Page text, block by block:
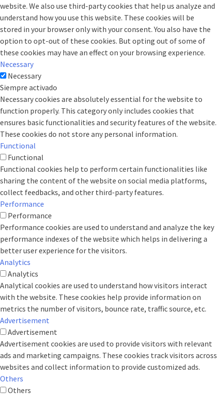
website. We also use third-party cookies that help us analyze and
understand how you use this website. These cookies will be
stored in your browser only with your consent. You also have the
option to opt-out of these cookies. But opting out of some of
these cookies may have an effect on your browsing experience.
Necessary
Necessary
Siempre activado
Necessary cookies are absolutely essential for the website to
function properly. This category only includes cookies that
ensures basic functionalities and security features of the website.
These cookies do not store any personal information.
Functional
Functional
Functional cookies help to perform certain functionalities like
sharing the content of the website on social media platforms,
collect feedbacks, and other third-party features.
Performance
Performance
Performance cookies are used to understand and analyze the key
performance indexes of the website which helps in delivering a
better user experience for the visitors.
Analytics
Analytics
Analytical cookies are used to understand how visitors interact
with the website. These cookies help provide information on
metrics the number of visitors, bounce rate, traffic source, etc.
Advertisement
Advertisement
Advertisement cookies are used to provide visitors with relevant
ads and marketing campaigns. These cookies track visitors across
websites and collect information to provide customized ads.
Others
Others